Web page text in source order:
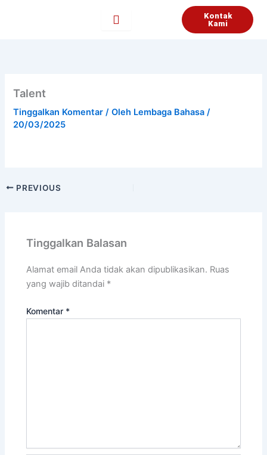
Kontak
Kami
Talent
Tinggalkan Komentar / Oleh Lembaga Bahasa/
20/03/2025
PREVIOUS
Tinggalkan Balasan
Alamat email Anda tidak akan dipublikasikan. Ruas
yang wajib ditandai *
Komentar *